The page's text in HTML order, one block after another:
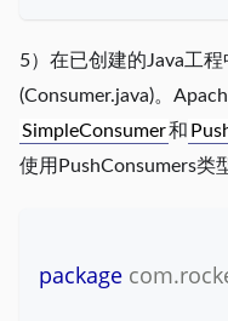
5）在已创建的Java工
(Consumer.java)。
SimpleConsumer和
使用PushConsumers类
package com.